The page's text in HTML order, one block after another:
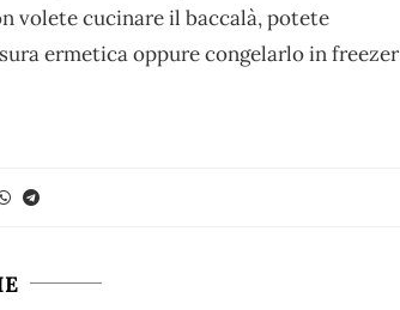
volete cucinare il baccalà, potete
ermetica oppure congelarlo in freezer